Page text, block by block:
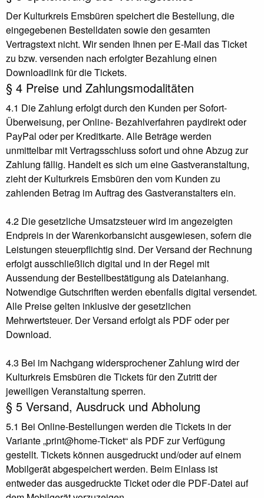
Der Kulturkreis Emsbüren speichert die Bestellung, die
eingegebenen Bestelldaten sowie den gesamten
Vertragstext nicht. Wir senden Ihnen per E-Mail das Ticket
zu bzw. versenden nach erfolgter Bezahlung einen
Downloadlink für die Tickets.
§ 4 Preise und Zahlungsmodalitäten
4.1 Die Zahlung erfolgt durch den Kunden per Sofort-
Überweisung, per Online- Bezahlverfahren paydirekt oder
PayPal oder per Kreditkarte. Alle Beträge werden
unmittelbar mit Vertragsschluss sofort und ohne Abzug zur
Zahlung fällig. Handelt es sich um eine Gastveranstaltung,
zieht der Kulturkreis Emsbüren den vom Kunden zu
zahlenden Betrag im Auftrag des Gastveranstalters ein.
4.2 Die gesetzliche Umsatzsteuer wird im angezeigten
Endpreis in der Warenkorbansicht ausgewiesen, sofern die
Leistungen steuerpflichtig sind. Der Versand der Rechnung
erfolgt ausschließlich digital und in der Regel mit
Aussendung der Bestellbestätigung als Dateianhang.
Notwendige Gutschriften werden ebenfalls digital versendet.
Alle Preise gelten inklusive der gesetzlichen
Mehrwertsteuer. Der Versand erfolgt als PDF oder per
Download.
4.3 Bei im Nachgang widersprochener Zahlung wird der
Kulturkreis Emsbüren die Tickets für den Zutritt der
jeweiligen Veranstaltung sperren.
§ 5 Versand, Ausdruck und Abholung
5.1 Bei Online-Bestellungen werden die Tickets in der
Variante „print@home-Ticket“ als PDF zur Verfügung
gestellt. Tickets können ausgedruckt und/oder auf einem
Mobilgerät abgespeichert werden. Beim Einlass ist
entweder das ausgedruckte Ticket oder die PDF-Datei auf